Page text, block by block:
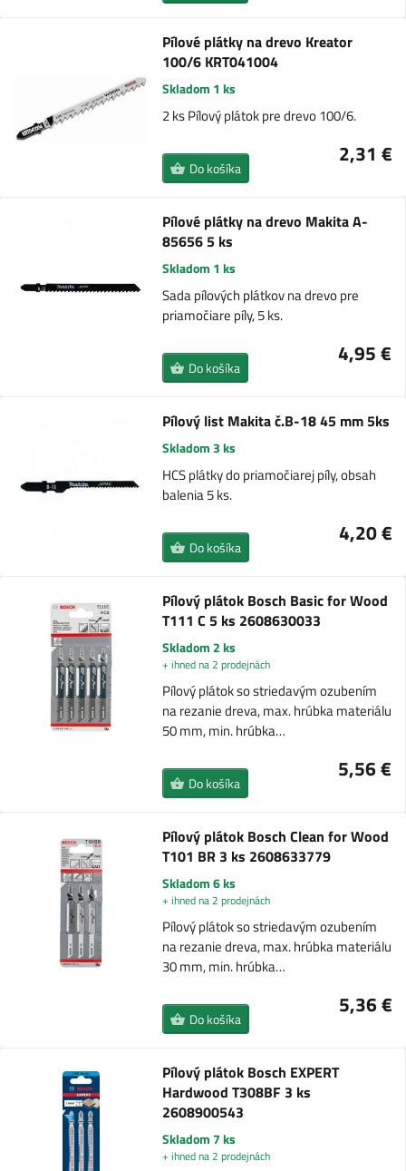
Pílové plátky na drevo Kreator
100/6 KRT041004
Skladom 1 ks
2 ks Pílový plátok pre drevo 100/6.
2,31 €
Do košíka
Pílové plátky na drevo Makita A-
85656 5 ks
Skladom 1 ks
Sada pílových plátkov na drevo pre
priamočiare píly, 5 ks.
4,95 €
Do košíka
Pílový list Makita č.B-18 45 mm 5ks
Skladom 3 ks
HCS plátky do priamočiarej píly, obsah
balenia 5 ks.
4,20 €
Do košíka
Pílový plátok Bosch Basic for Wood
T111 C 5 ks 2608630033
Skladom 2 ks
+ ihned na 2 prodejnách
Pílový plátok so striedavým ozubením
na rezanie dreva, max. hrúbka materiálu
50 mm, min. hrúbka…
5,56 €
Do košíka
Pílový plátok Bosch Clean for Wood
T101 BR 3 ks 2608633779
Skladom 6 ks
+ ihned na 2 prodejnách
Pílový plátok so striedavým ozubením
na rezanie dreva, max. hrúbka materiálu
30 mm, min. hrúbka…
5,36 €
Do košíka
Pílový plátok Bosch EXPERT
Hardwood T308BF 3 ks
2608900543
Skladom 7 ks
+ ihned na 2 prodejnách